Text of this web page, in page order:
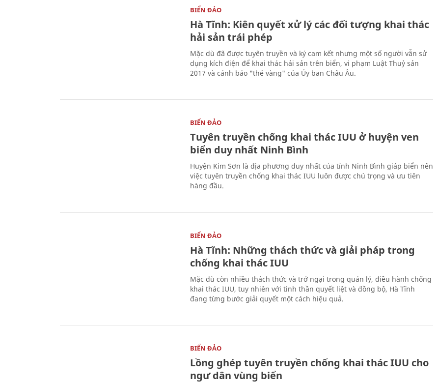
BIỂN ĐẢO
Hà Tĩnh: Kiên quyết xử lý các đối tượng khai thác
hải sản trái phép
Mặc dù đã được tuyên truyền và ký cam kết nhưng một số người vẫn sử
dụng kích điện để khai thác hải sản trên biển, vi phạm Luật Thuỷ sản
2017 và cảnh báo "thẻ vàng" của Ủy ban Châu Âu.
BIỂN ĐẢO
Tuyên truyền chống khai thác IUU ở huyện ven
biển duy nhất Ninh Bình
Huyện Kim Sơn là địa phương duy nhất của tỉnh Ninh Bình giáp biển nên
việc tuyên truyền chống khai thác IUU luôn được chú trọng và ưu tiên
hàng đầu.
BIỂN ĐẢO
Hà Tĩnh: Những thách thức và giải pháp trong
chống khai thác IUU
Mặc dù còn nhiều thách thức và trở ngại trong quản lý, điều hành chống
khai thác IUU, tuy nhiên với tinh thần quyết liệt và đồng bộ, Hà Tĩnh
đang từng bước giải quyết một cách hiệu quả.
BIỂN ĐẢO
Lồng ghép tuyên truyền chống khai thác IUU cho
ngư dân vùng biển